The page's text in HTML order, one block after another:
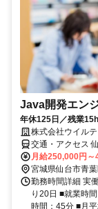
Java開発エン
年休125日／残業
株式会社ウイル
交通・アクセス
月給250,000円～
宮城県仙台市青
勤務時間詳細 実
り20日 ■就業時
時間：45分 ■月